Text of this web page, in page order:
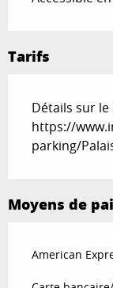
Tarifs
Détails sur
https://
parking/
Moyens de
American